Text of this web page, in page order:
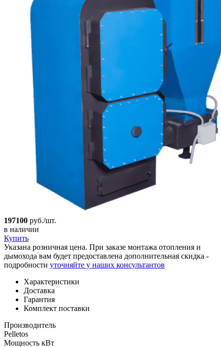
197100 руб./шт.
в наличии
Купить
Указана розничная цена. При заказе монтажа отопления и
дымохода вам будет предоставлена дополнительная скидка -
подробности уточняйте у наших консультантов
Характеристики
Доставка
Гарантия
Комплект поставки
Производитель
Pelletos
Мощность кВт